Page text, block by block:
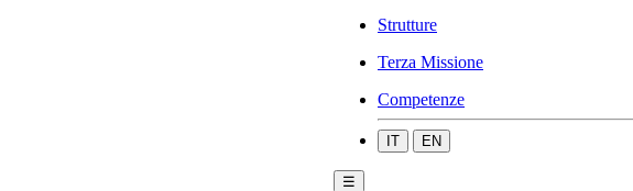
Strutture
Terza Missione
Competenze
IT EN
☰